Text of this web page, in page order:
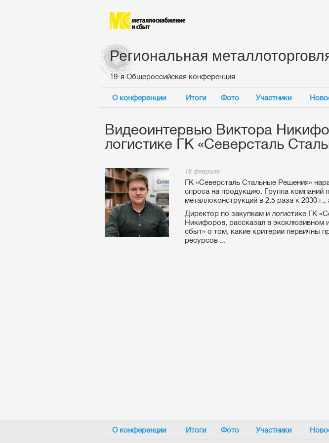
Региональная
19-я Общероссийская конференция
О конференции Итоги Фото Участники
Видеоинтервью Виктора
логистике ГК «Северсталь
18 февраля
ГК «Северсталь Стальные Решения»
спроса на продукцию. Группа компаний
металлоконструкций в 2,5 раза к 2030
Директор по закупкам и логистике ГК
Никифоров, рассказал в эксклюзивном
сбыт» о том, какие критерии первичны
ресурсов ...
О конференции Итоги Фото Участники